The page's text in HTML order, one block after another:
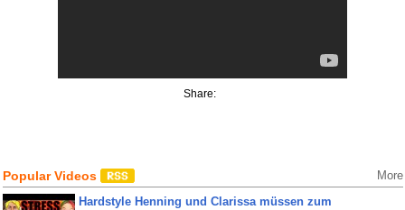
Share:
Popular Videos More
Hardstyle Henning und Clarissa müssen zum